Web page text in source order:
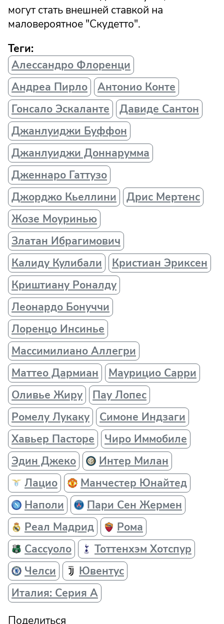
могут стать внешней ставкой на
маловероятное "Скудетто".
Теги:
Алессандро Флоренци
Андреа Пирло
Антонио Конте
Гонсало Эскаланте
Давиде Сантон
Джанлуиджи Буффон
Джанлуиджи Доннарумма
Дженнаро Гаттузо
Джорджо Кьеллини
Дрис Мертенс
Жозе Моуринью
Златан Ибрагимович
Калиду Кулибали
Кристиан Эриксен
Криштиану Роналду
Леонардо Бонуччи
Лоренцо Инсинье
Массимилиано Аллегри
Маттео Дармиан
Маурицио Сарри
Оливье Жиру
Пау Лопес
Ромелу Лукаку
Симоне Индзаги
Хавьер Пасторе
Чиро Иммобиле
Эдин Джеко
Интер Милан
Лацио
Манчестер Юнайтед
Наполи
Пари Сен Жермен
Реал Мадрид
Рома
Сассуоло
Тоттенхэм Хотспур
Челси
Ювентус
Италия: Серия А
Поделиться